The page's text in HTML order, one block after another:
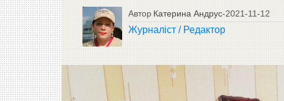
Автор Катерина Андрус-2021-11-12
Журналіст / Редактор